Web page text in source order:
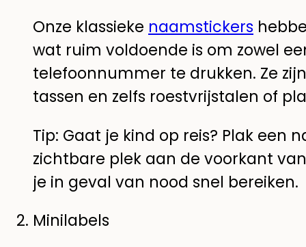
Onze klassieke naamstickers
wat ruim voldoende is om zowel
telefoonnummer te drukken. Ze
tassen en zelfs roestvrijstalen of
Tip: Gaat je kind op reis? Plak een
zichtbare plek aan de voorkant
je in geval van nood snel bereiken.
Minilabels